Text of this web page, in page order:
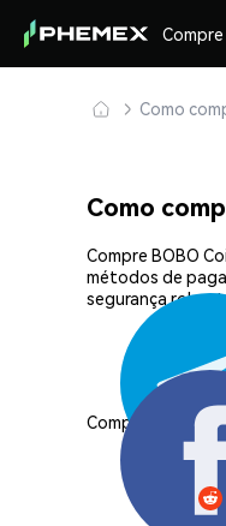
Como
Como
Compre BOBO
métodos de
segurança
Compartilhar: